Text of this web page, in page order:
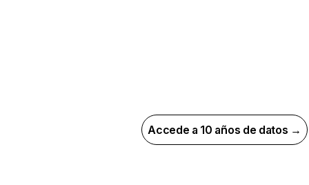
Accede a 10 años de datos →